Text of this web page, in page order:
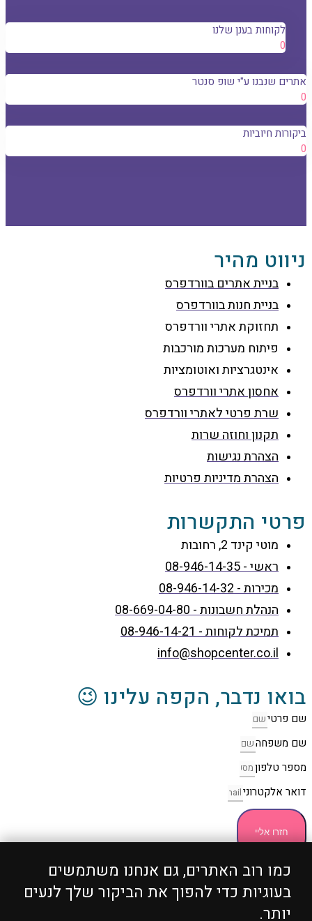
כמו רוב האתרים, גם אנחנו משתמשים
בעוגיות כדי להפוך את הביקור שלך לנעים
יותר.
לקוחות בענן שלנו
0
אתרים שנבנו ע"י שופ סנטר
0
ביקורות חיוביות
0
ניווט מהיר
בניית אתרים בוורדפרס
בניית חנות בוורדפרס
תחזוקת אתרי וורדפרס
פיתוח מערכות מורכבות
אינטגרציות ואוטומציות
אחסון אתרי וורדפרס
שרת פרטי לאתרי וורדפרס
תקנון וחוזה שרות
הצהרת נגישות
הצהרת מדיניות פרטיות
פרטי התקשרות
מוטי קינד 2, רחובות
ראשי - 08-946-14-35
מכירות - 08-946-14-32
הנהלת חשבונות - 08-669-04-80
תמיכת לקוחות - 08-946-14-21
info@shopcenter.co.il
בואו נדבר, הקפה עלינו 😉
שם פרטי
שם משפחה
מספר טלפון
דואר אלקטרוני
חזרו אליי
כל הזכויות שמורות 2004 - 2024 © ShopCenterמבית